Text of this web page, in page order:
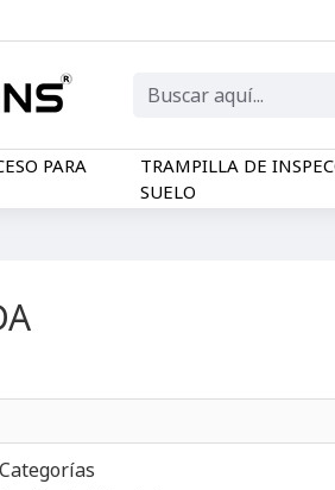
PARA
TRAMPILLA DE
SUELO